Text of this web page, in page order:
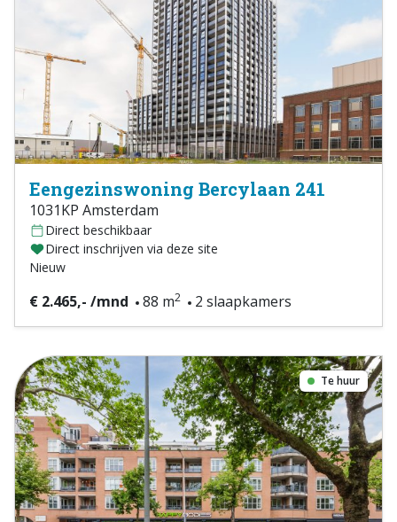
Eengezinswoning Bercylaan 241
1031KP Amsterdam
Direct beschikbaar
Direct inschrijven via deze site
Nieuw
€ 2.465,- /mnd 88 m2 2 slaapkamers
Te huur